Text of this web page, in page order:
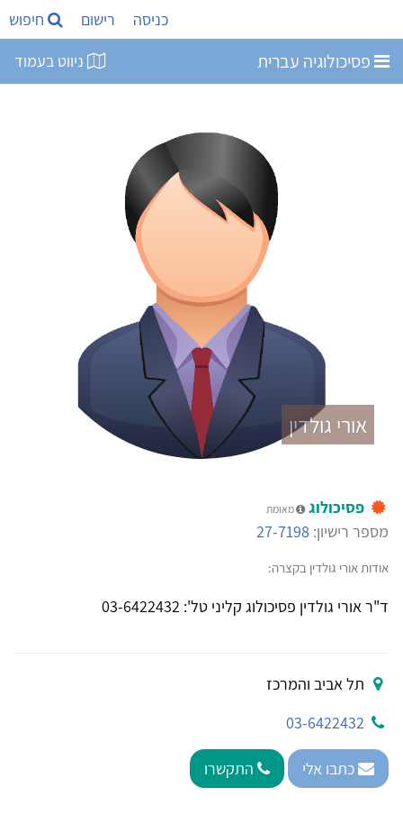
כניסה רישום חיפוש
פסיכולוגיה עברית ניווט בעמוד
אורי גולדין
פסיכולוג מאומת
מספר רישיון: 27-7198
אודות אורי גולדין בקצרה:
ד"ר אורי גולדין פסיכולוג קליני טל': 03-6422432
תל אביב והמרכז
03-6422432
כתבו אלי התקשרו